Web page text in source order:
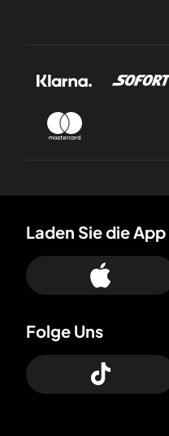
Laden Sie die
Folge Uns